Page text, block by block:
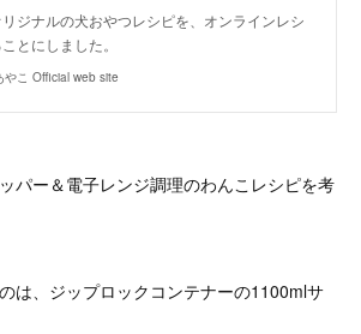
ジナルの犬おやつレシピを、オンラインレシ
とにしました。
やこ Official web site
パー＆電子レンジ調理のわんこレシピを考
は、ジップロックコンテナーの1100mlサ